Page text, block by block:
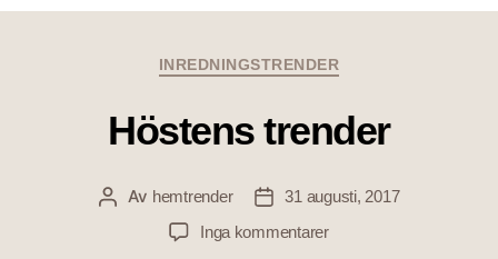
INREDNINGSTRENDER
Höstens trender
Av hemtrender
31 augusti, 2017
Inga kommentarer